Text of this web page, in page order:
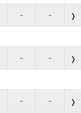
– –
– –
– –